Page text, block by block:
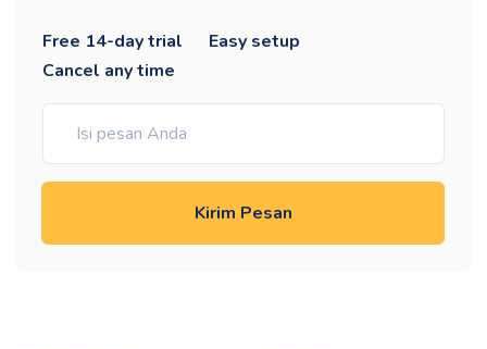
Free 14-day trial
Easy setup
Cancel any time
Kirim Pesan